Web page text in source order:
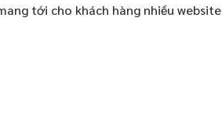
tới cho khách hàng nhiều website